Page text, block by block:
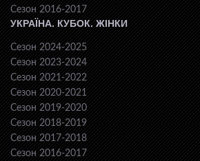
Сезон 2016-2017
УКРАЇНА. КУБОК. ЖІНКИ
Сезон 2024-2025
Сезон 2023-2024
Сезон 2021-2022
Сезон 2020-2021
Сезон 2019-2020
Сезон 2018-2019
Сезон 2017-2018
Сезон 2016-2017